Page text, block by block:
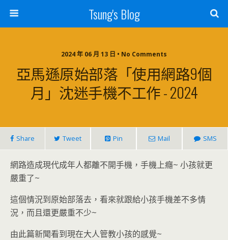
Tsung's Blog
2024 年 06 月 13 日 • No Comments
亞馬遜原始部落「使用網路9個
月」沈迷手機不工作 - 2024
Share Tweet Pin Mail SMS
網路造成現代成年人都離不開手機，手機上癮~ 小孩就更
嚴重了~
這個情況到原始部落去，看來就跟給小孩手機差不多情
況，而且還更嚴重不少~
由此篇新聞看到現在大人管教小孩的感覺~